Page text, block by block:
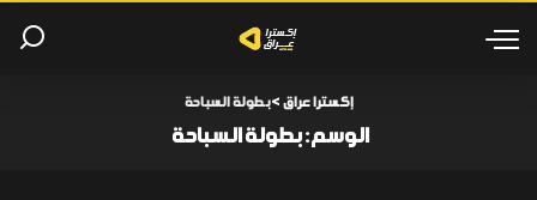
إكسترا عراق >بطولة السباحة
الوسم:بطولة السباحة